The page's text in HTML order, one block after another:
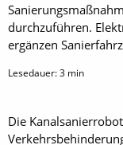
durchzuführen.
ergänzen
Lesedauer:3 min
Die